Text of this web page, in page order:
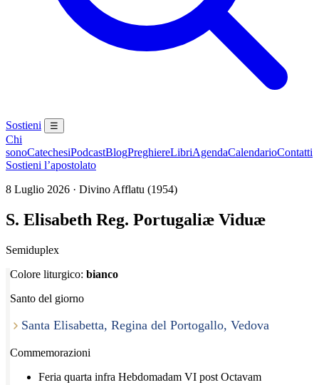
Sostieni ☰
Chi
sonoCatechesiPodcastBlogPreghiereLibriAgendaCalendarioContatti
Sostieni l’apostolato
8 Luglio 2026 · Divino Afflatu (1954)
S. Elisabeth Reg. Portugaliæ Viduæ
Semiduplex
Colore liturgico: bianco
Santo del giorno
Santa Elisabetta, Regina del Portogallo, Vedova
Commemorazioni
Feria quarta infra Hebdomadam VI post Octavam